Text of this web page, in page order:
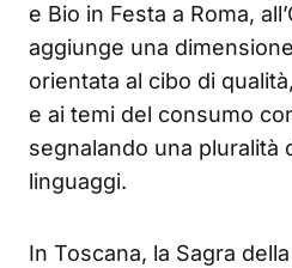
e Bio in Festa a Roma,
aggiunge una
orientata al cibo di
e ai temi del consumo
segnalando una pluralità
linguaggi.
In Toscana, la Sagra